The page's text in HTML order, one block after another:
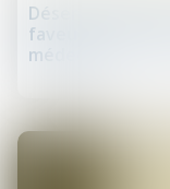
Déserts
faveur d'une
médecins